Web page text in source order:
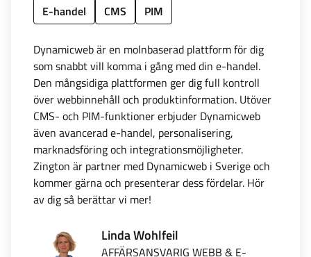
E-handel CMS PIM
Dynamicweb är en molnbaserad plattform för dig
som snabbt vill komma i gång med din e-handel.
Den mångsidiga plattformen ger dig full kontroll
över webbinnehåll och produktinformation. Utöver
CMS- och PIM-funktioner erbjuder Dynamicweb
även avancerad e-handel, personalisering,
marknadsföring och integrationsmöjligheter.
Zington är partner med Dynamicweb i Sverige och
kommer gärna och presenterar dess fördelar. Hör
av dig så berättar vi mer!
Linda Wohlfeil
AFFÄRSANSVARIG WEBB & E-